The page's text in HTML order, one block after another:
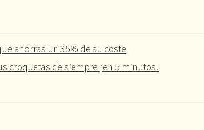
ahorras un 35% de su coste
croquetas de siempre ¡en 5 minutos!